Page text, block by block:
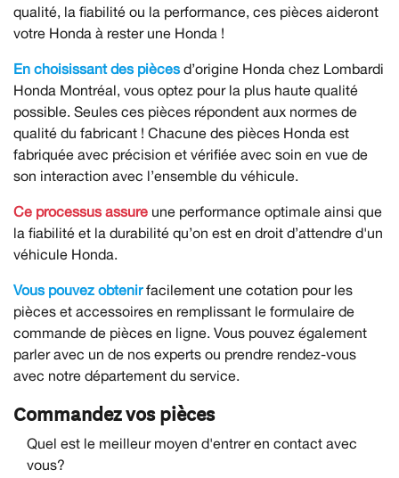
qualité, la fiabilité ou la performance, ces pièces aideront
votre Honda à rester une Honda !
En choisissant des pièces d’origine Honda chez Lombardi
Honda Montréal, vous optez pour la plus haute qualité
possible. Seules ces pièces répondent aux normes de
qualité du fabricant ! Chacune des pièces Honda est
fabriquée avec précision et vérifiée avec soin en vue de
son interaction avec l’ensemble du véhicule.
Ce processus assure une performance optimale ainsi que
la fiabilité et la durabilité qu’on est en droit d’attendre d'un
véhicule Honda.
Vous pouvez obtenirfacilement une cotation pour les
pièces et accessoires en remplissant le formulaire de
commande de pièces en ligne. Vous pouvez également
parler avec un de nos experts ou prendre rendez-vous
avec notre département du service.
Commandez vos pièces
Quel est le meilleur moyen d'entrer en contact avec
vous?